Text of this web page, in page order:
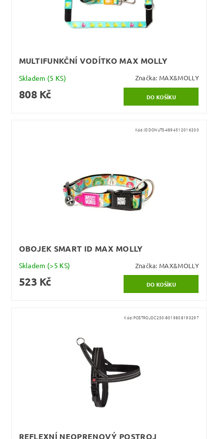
MULTIFUNKČNÍ VODÍTKO MAX MOLLY
Skladem (5 KS) Značka: MAX&MOLLY
808 Kč
Kód:IDDONUTS-4894512016200
OBOJEK SMART ID MAX MOLLY
Skladem (>5 KS) Značka: MAX&MOLLY
523 Kč
Kód:POSTROJDC250-8019808190297
REFLEXNÍ NEOPRENOVÝ POSTROJ